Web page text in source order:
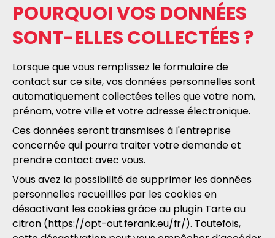
POURQUOI VOS DONNÉES
SONT-ELLES COLLECTÉES ?
Lorsque que vous remplissez le formulaire de
contact sur ce site, vos données personnelles sont
automatiquement collectées telles que votre nom,
prénom, votre ville et votre adresse électronique.
Ces données seront transmises à l'entreprise
concernée qui pourra traiter votre demande et
prendre contact avec vous.
Vous avez la possibilité de supprimer les données
personnelles recueillies par les cookies en
désactivant les cookies grâce au plugin Tarte au
citron (https://opt-out.ferank.eu/fr/). Toutefois,